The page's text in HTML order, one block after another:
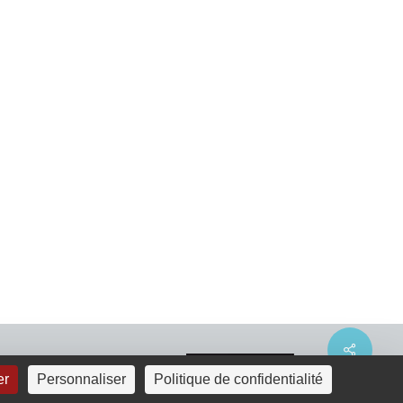
Share
Personnaliser Politique de confidentialité